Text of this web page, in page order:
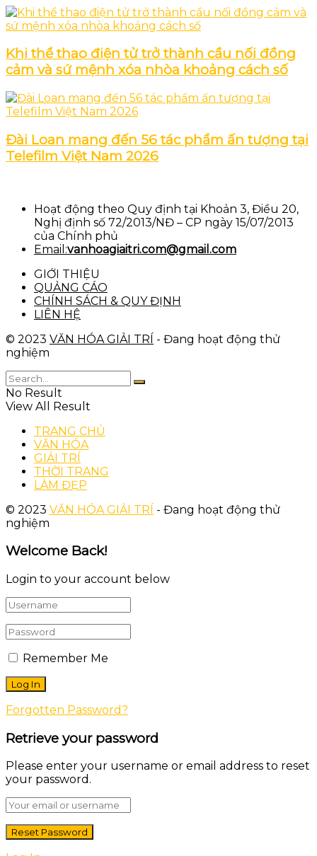
Khi thể thao điện tử trở thành cầu nối đồng
cảm và sứ mệnh xóa nhòa khoảng cách số
Đài Loan mang đến 56 tác phẩm ấn tượng tại
Telefilm Việt Nam 2026
Hoạt động theo Quy định tại Khoản 3, Điều 20,
Nghị định số 72/2013/NĐ – CP ngày 15/07/2013
của Chính phủ
Email:vanhoagiaitri.com@gmail.com
GIỚI THIỆU
QUẢNG CÁO
CHÍNH SÁCH & QUY ĐỊNH
LIÊN HỆ
© 2023 VĂN HÓA GIẢI TRÍ - Đang hoạt động thử
nghiệm
No Result
View All Result
TRANG CHỦ
VĂN HÓA
GIẢI TRÍ
THỜI TRANG
LÀM ĐẸP
© 2023 VĂN HÓA GIẢI TRÍ - Đang hoạt động thử
nghiệm
Welcome Back!
Login to your account below
Remember Me
Forgotten Password?
Retrieve your password
Please enter your username or email address to reset
your password.